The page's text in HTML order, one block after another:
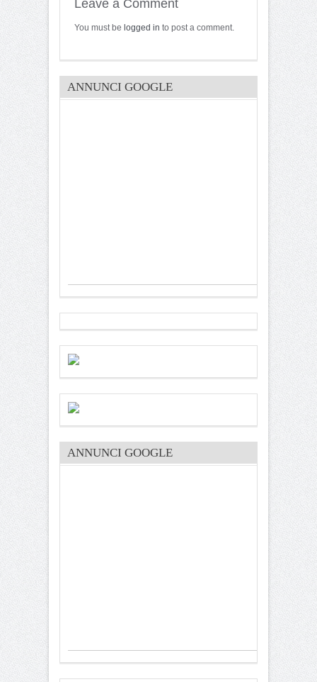
Leave a Comment
You must be logged in to post a comment.
ANNUNCI GOOGLE
ANNUNCI GOOGLE